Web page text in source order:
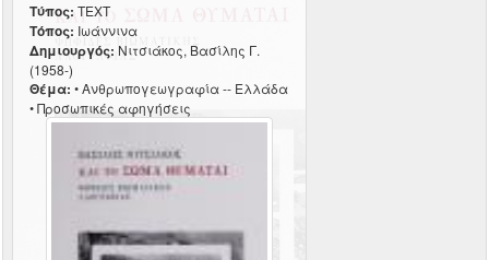
Τύπος: TEXT
Τόπος: Ιωάννινα
Δημιουργός: Νιτσιάκος, Βασίλης Γ.
(1958-)
Θέμα: • Ανθρωπογεωγραφία -- Ελλάδα
• Προσωπικές αφηγήσεις